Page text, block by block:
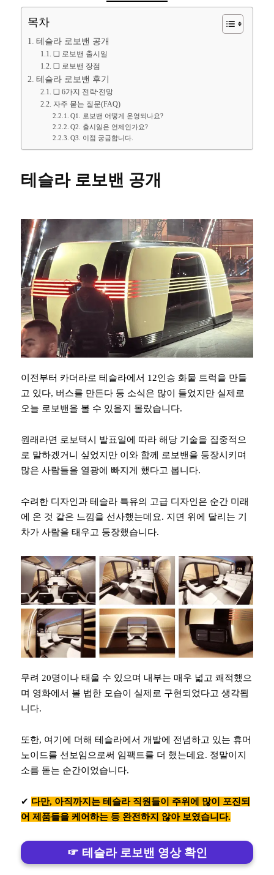
목차
테슬라 로보밴 공개
❏ 로보밴 출시일
❏ 로보밴 장점
테슬라 로보밴 후기
❏ 6가지 전략∙전망
자주 묻는 질문(FAQ)
Q1. 로보밴 어떻게 운영되나요?
Q2. 출시일은 언제인가요?
Q3. 이점 궁금합니다.
테슬라 로보밴 공개
이전부터 카더라로 테슬라에서 12인승 화물 트럭을 만들
고 있다, 버스를 만든다 등 소식은 많이 들었지만 실제로
오늘 로보밴을 볼 수 있을지 몰랐습니다.
원래라면 로보택시 발표일에 따라 해당 기술을 집중적으
로 말하겠거니 싶었지만 이와 함께 로보밴을 등장시키며
많은 사람들을 열광에 빠지게 했다고 봅니다.
수려한 디자인과 테슬라 특유의 고급 디자인은 순간 미래
에 온 것 같은 느낌을 선사했는데요. 지면 위에 달리는 기
차가 사람을 태우고 등장했습니다.
무려 20명이나 태울 수 있으며 내부는 매우 넓고 쾌적했으
며 영화에서 볼 법한 모습이 실제로 구현되었다고 생각됩
니다.
또한, 여기에 더해 테슬라에서 개발에 전념하고 있는 휴머
노이드를 선보임으로써 임팩트를 더 했는데요. 정말이지
소름 돋는 순간이었습니다.
✔︎ 다만, 아직까지는 테슬라 직원들이 주위에 많이 포진되
어 제품들을 케어하는 등 완전하지 않아 보였습니다.
☞ 테슬라 로보밴 영상 확인